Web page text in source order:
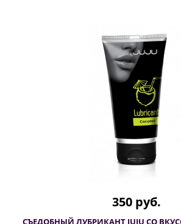
350 руб.
СЪЕДОБНЫЙ ЛУБРИКАНТ JUJU СО